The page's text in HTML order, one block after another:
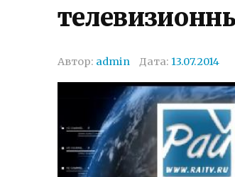
Автор: admin Дата: 13.07.2014